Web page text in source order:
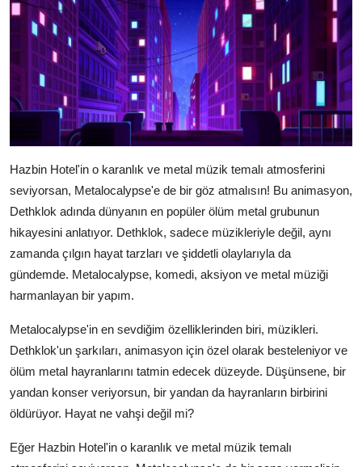
Hazbin Hotel'in o karanlık ve metal müzik temalı atmosferini
seviyorsan, Metalocalypse'e de bir göz atmalısın! Bu animasyon,
Dethklok adında dünyanın en popüler ölüm metal grubunun
hikayesini anlatıyor. Dethklok, sadece müzikleriyle değil, aynı
zamanda çılgın hayat tarzları ve şiddetli olaylarıyla da
gündemde. Metalocalypse, komedi, aksiyon ve metal müziği
harmanlayan bir yapım.
Metalocalypse'in en sevdiğim özelliklerinden biri, müzikleri.
Dethklok'un şarkıları, animasyon için özel olarak besteleniyor ve
ölüm metal hayranlarını tatmin edecek düzeyde. Düşünsene, bir
yandan konser veriyorsun, bir yandan da hayranların birbirini
öldürüyor. Hayat ne vahşi değil mi?
Eğer Hazbin Hotel'in o karanlık ve metal müzik temalı